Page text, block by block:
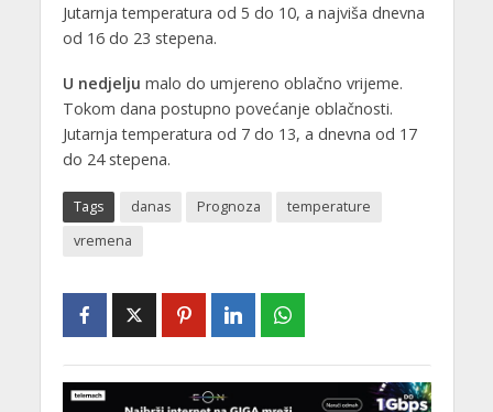
Jutarnja temperatura od 5 do 10, a najviša dnevna
od 16 do 23 stepena.
U nedjelju malo do umjereno oblačno vrijeme.
Tokom dana postupno povećanje oblačnosti.
Jutarnja temperatura od 7 do 13, a dnevna od 17
do 24 stepena.
Tags danas Prognoza
temperature
vremena